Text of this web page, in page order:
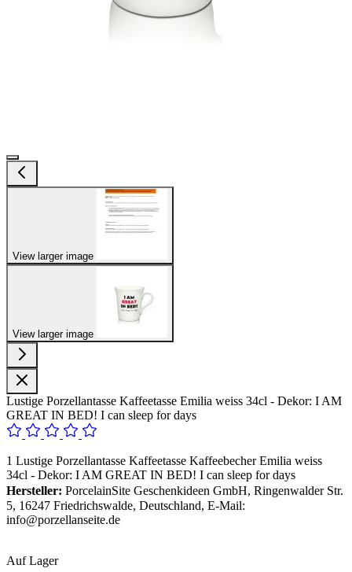
View larger image
View larger image
Lustige Porzellantasse Kaffeetasse Emilia weiss 34cl - Dekor: I AM
GREAT IN BED! I can sleep for days
1 Lustige Porzellantasse Kaffeetasse Kaffeebecher Emilia weiss
34cl - Dekor: I AM GREAT IN BED! I can sleep for days
Hersteller: PorcelainSite Geschenkideen GmbH, Ringenwalder Str.
5, 16247 Friedrichswalde, Deutschland, E-Mail:
info@porzellanseite.de
Auf Lager